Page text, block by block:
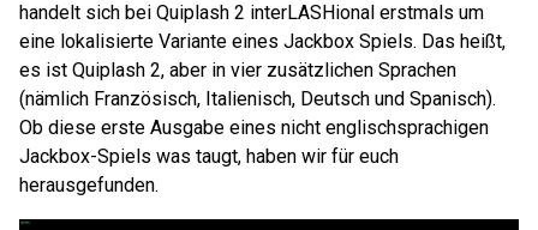
handelt sich bei Quiplash 2 interLASHional erstmals um
eine lokalisierte Variante eines Jackbox Spiels. Das heißt,
es ist Quiplash 2, aber in vier zusätzlichen Sprachen
(nämlich Französisch, Italienisch, Deutsch und Spanisch).
Ob diese erste Ausgabe eines nicht englischsprachigen
Jackbox-Spiels was taugt, haben wir für euch
herausgefunden.